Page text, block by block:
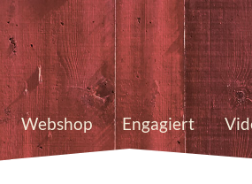
Webshop Engagiert